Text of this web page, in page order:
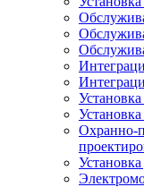
Охранно-